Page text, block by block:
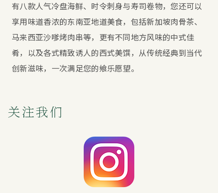
有八款人气冷盘海鲜、时令刺身与寿司卷物，您还可以
享用味道香浓的东南亚地道美食，包括新加坡肉骨茶、
马来西亚沙嗲烤肉串等，更有不同地方风味的中式佳
肴，以及各式精致诱人的西式美馔，从传统经典到当代
创新滋味，一次满足您的飨乐愿望。
关注我们